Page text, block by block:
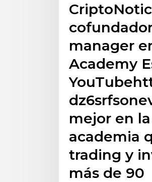
manager
Academy
mejor en
academia
trading y
más de 90